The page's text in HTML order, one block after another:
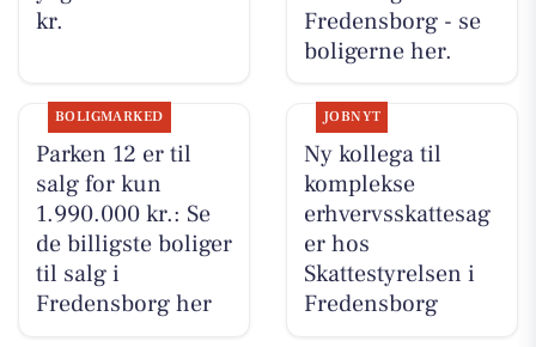
kr.
Fredensborg - se
boligerne her.
BOLIGMARKED
Parken 12 er til
salg for kun
1.990.000 kr.: Se
de billigste boliger
til salg i
Fredensborg her
JOBNYT
Ny kollega til
komplekse
erhvervsskattesag
er hos
Skattestyrelsen i
Fredensborg